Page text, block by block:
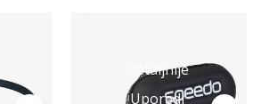
Detaljnije
Uporedi